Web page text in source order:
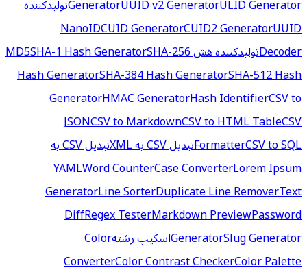
GeneratorUUID v2 GeneratorULID Generator
تولیدکننده
NanoIDCUID GeneratorCUID2 GeneratorUUID
Decoderتولیدکننده هش MD5 SHA-1 Hash GeneratorSHA-256
Hash GeneratorSHA-384 Hash GeneratorSHA-512 Hash
GeneratorHMAC GeneratorHash IdentifierCSV to
JSONCSV to MarkdownCSV to HTML TableCSV
FormatterCSV to SQL تبدیل CSV به XML
تبدیل CSV به
YAMLWord CounterCase ConverterLorem Ipsum
GeneratorLine SorterDuplicate Line RemoverText
DiffRegex TesterMarkdown PreviewPassword
GeneratorSlug Generator اسکیپ رشتهColor
ConverterColor Contrast CheckerColor Palette